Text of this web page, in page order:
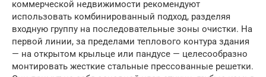
коммерческой недвижимости рекомендуют
использовать комбинированный подход, разделяя
входную группу на последовательные зоны очистки. На
первой линии, за пределами теплового контура здания
— на открытом крыльце или пандусе — целесообразно
монтировать жесткие стальные прессованные решетки.